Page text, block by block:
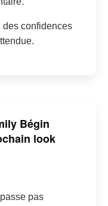
des confidences
Bégin
look
pas